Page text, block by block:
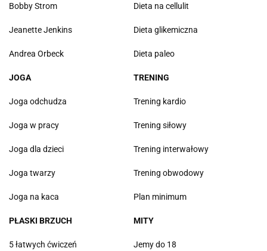
Bobby Strom
Jeanette Jenkins
Andrea Orbeck
Dieta na cellulit
Dieta glikemiczna
Dieta paleo
JOGA
Joga odchudza
Joga w pracy
Joga dla dzieci
Joga twarzy
Joga na kaca
TRENING
Trening kardio
Trening siłowy
Trening interwałowy
Trening obwodowy
Plan minimum
PŁASKI BRZUCH
5 łatwych ćwiczeń
MITY
Jemy do 18